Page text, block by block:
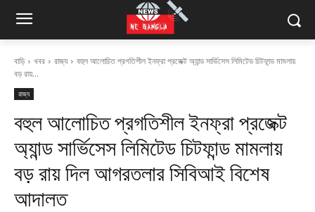
বাড়ি খবর রাজ্য
বহুল আলোচিত প্রগতিশীল ইনফ্রা প্রজেক্ট অ্যান্ড সার্ভিসেস লিমিটেড চিটফান্ড মামলায়
বড় রায়...
রাজ্য
বহুল আলোচিত প্রগতিশীল ইনফ্রা প্রজেক্ট
অ্যান্ড সার্ভিসেস লিমিটেড চিটফান্ড মামলায়
বড় রায় দিল আগরতলার সিবিআই বিশেষ
আদালত